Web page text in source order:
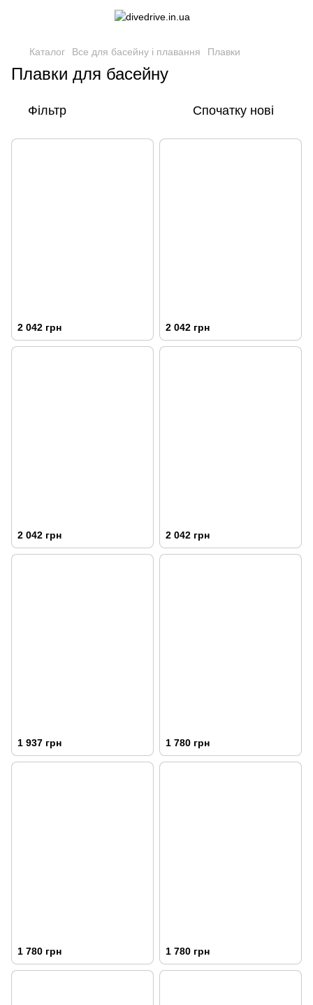
Каталог Все для басейну і плавання Плавки
Плавки для басейну
Фільтр Спочатку нові
2 042 грн 2 042 грн
2 042 грн 2 042 грн
1 937 грн 1 780 грн
1 780 грн 1 780 грн